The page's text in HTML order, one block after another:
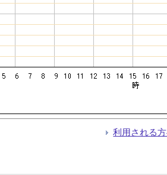
利用される